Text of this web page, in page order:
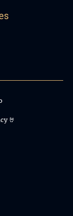
🤘